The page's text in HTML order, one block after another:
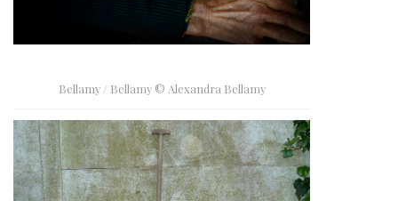
Bellamy / Bellamy © Alexandra Bellamy